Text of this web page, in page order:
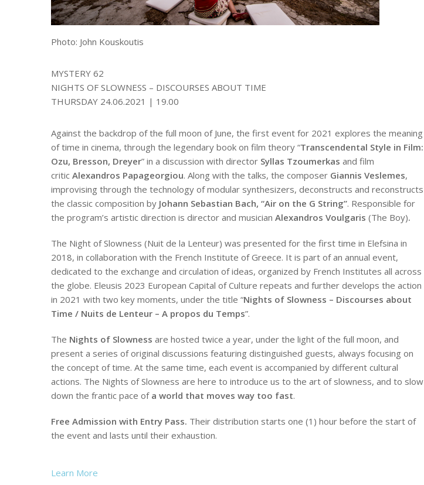
Photo: John Kouskoutis
MYSTERY 62
NIGHTS OF SLOWNESS – DISCOURSES ABOUT TIME
THURSDAY 24.06.2021 | 19.00
Against the backdrop of the full moon of June, the first event for 2021 explores the meaning
of time in cinema, through the legendary book on film theory “Transcendental Style in Film:
Ozu, Bresson, Dreyer” in a discussion with director Syllas Tzoumerkas and film
critic Alexandros Papageorgiou. Along with the talks, the composer Giannis Veslemes,
improvising through the technology of modular synthesizers, deconstructs and reconstructs
the classic composition by Johann Sebastian Bach, “Air on the G String”. Responsible for
the program’s artistic direction is director and musician Alexandros Voulgaris (The Boy).
The Night of Slowness (Nuit de la Lenteur) was presented for the first time in Elefsina in
2018, in collaboration with the French Institute of Greece. It is part of an annual event,
dedicated to the exchange and circulation of ideas, organized by French Institutes all across
the globe. Eleusis 2023 European Capital of Culture repeats and further develops the action
in 2021 with two key moments, under the title “Nights of Slowness – Discourses about
Time / Nuits de Lenteur – A propos du Temps”.
The Nights of Slowness are hosted twice a year, under the light of the full moon, and
present a series of original discussions featuring distinguished guests, always focusing on
the concept of time. At the same time, each event is accompanied by different cultural
actions. The Nights of Slowness are here to introduce us to the art of slowness, and to slow
down the frantic pace of a world that moves way too fast.
Free Admission with Entry Pass. Their distribution starts one (1) hour before the start of
the event and lasts until their exhaustion.
Learn More